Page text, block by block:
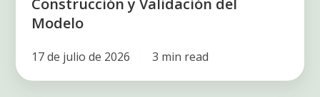
Construcción y Validación del
Modelo
17 de julio de 2026 3 min read